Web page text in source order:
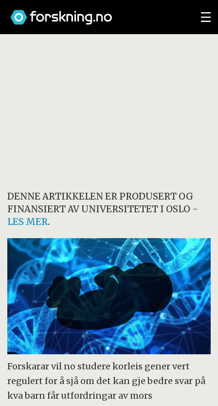
DENNE ARTIKKELEN ER PRODUSERT OG
FINANSIERT AV UNIVERSITETET I OSLO -
LES MER.
Forskarar vil no studere korleis gener vert
regulert for å sjå om det kan gje bedre svar på
kva barn får utfordringar av mors